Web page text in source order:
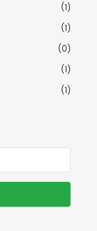
(1)
(1)
(0)
(1)
(1)